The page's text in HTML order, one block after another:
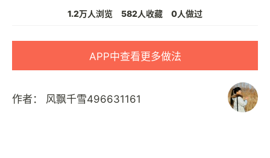
1.2万人浏览 582人收藏 0人做过
APP中查看更多做法
作者： 风飘千雪496631161